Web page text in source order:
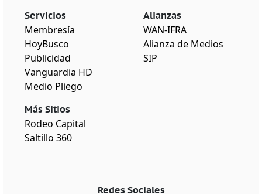
Servicios
Membresía
HoyBusco
Publicidad
Vanguardia HD
Medio Pliego
Más Sitios
Rodeo Capital
Saltillo 360
Alianzas
WAN-IFRA
Alianza de Medios
SIP
Redes Sociales